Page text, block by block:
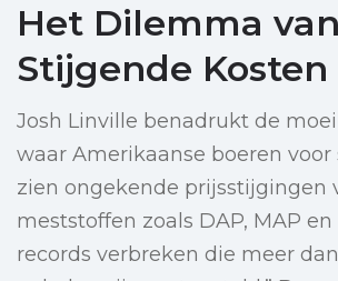
Het Dilemma van
Stijgende Kosten
Josh Linville benadrukt de
waar Amerikaanse boeren voor
zien ongekende prijsstijgingen
meststoffen zoals DAP, MAP
records verbreken die meer